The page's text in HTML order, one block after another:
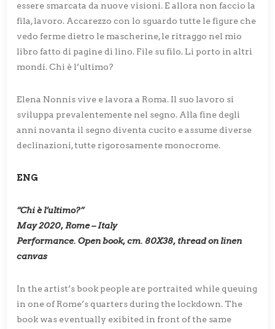
essere smarcata da nuove visioni. E allora non faccio la
fila, lavoro. Accarezzo con lo sguardo tutte le figure che
vedo ferme dietro le mascherine, le ritraggo nel mio
libro fatto di pagine di lino. File su filo. Li porto in altri
mondi. Chi è l’ultimo?
Elena Nonnis vive e lavora a Roma. Il suo lavoro si
sviluppa prevalentemente nel segno. Alla fine degli
anni novanta il segno diventa cucito e assume diverse
declinazioni, tutte rigorosamente monocrome.
ENG
“Chi è l’ultimo?”
May 2020, Rome – Italy
Performance. Open book, cm. 80X38, thread on linen
canvas
In the artist’s book people are portraited while queuing
in one of Rome’s quarters during the lockdown. The
book was eventually exibited in front of the same